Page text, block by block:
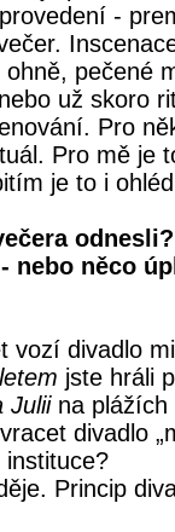
-
pečené
už skoro
Pro
Pro mě je
je to i
odnesli?
nebo něco
vozí divadlo
jste hráli
Juliina plážích
divadlo
instituce?
Princip